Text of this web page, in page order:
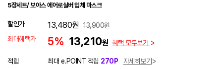
5장세트/ 보아스 에어로실버 입체 마스크
할인가 13,480원 13,900원
최대혜택가
5% 13,210원 혜택 모두보기
적립 최대 e.POINT 적립 270P
자세히보기